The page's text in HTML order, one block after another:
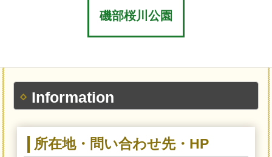
磯部桜川公園
Information
所在地・問い合わせ先・HP